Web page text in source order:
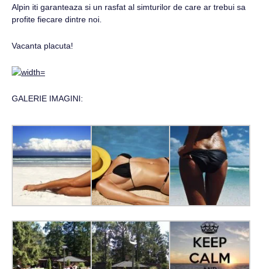
Alpin iti garanteaza si un rasfat al simturilor de care ar trebui sa
profite fiecare dintre noi.
Vacanta placuta!
GALERIE IMAGINI: